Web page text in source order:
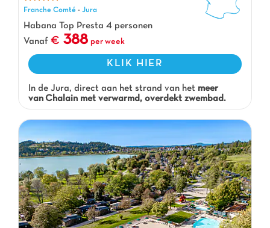
Franche Comté - Jura
Habana Top Presta 4 personen
Vanaf
388 per week
KLIK HIER
In de Jura, direct aan het strand van het meer
van Chalain met verwarmd, overdekt zwembad.